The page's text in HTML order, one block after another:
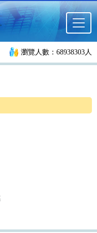
瀏覽人數：68938303人